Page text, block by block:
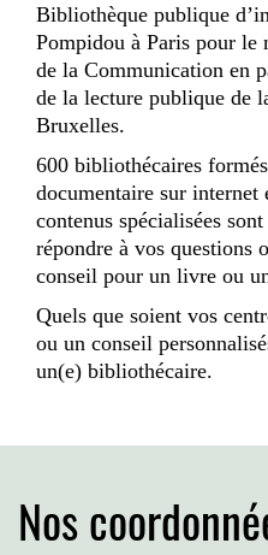
Bibliothèque publique
Pompidou à Paris pour le
de la Communication en
de la lecture publique de
Bruxelles.
600 bibliothécaires
documentaire sur internet
contenus spécialisées
répondre à vos questions
conseil pour un livre ou
Quels que soient vos
ou un conseil
un(e) bibliothécaire.
Nos